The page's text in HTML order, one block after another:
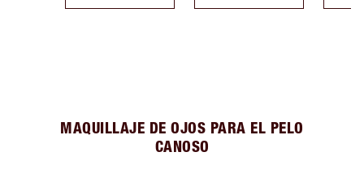
MAQUILLAJE DE OJOS PARA EL PELO
CANOSO